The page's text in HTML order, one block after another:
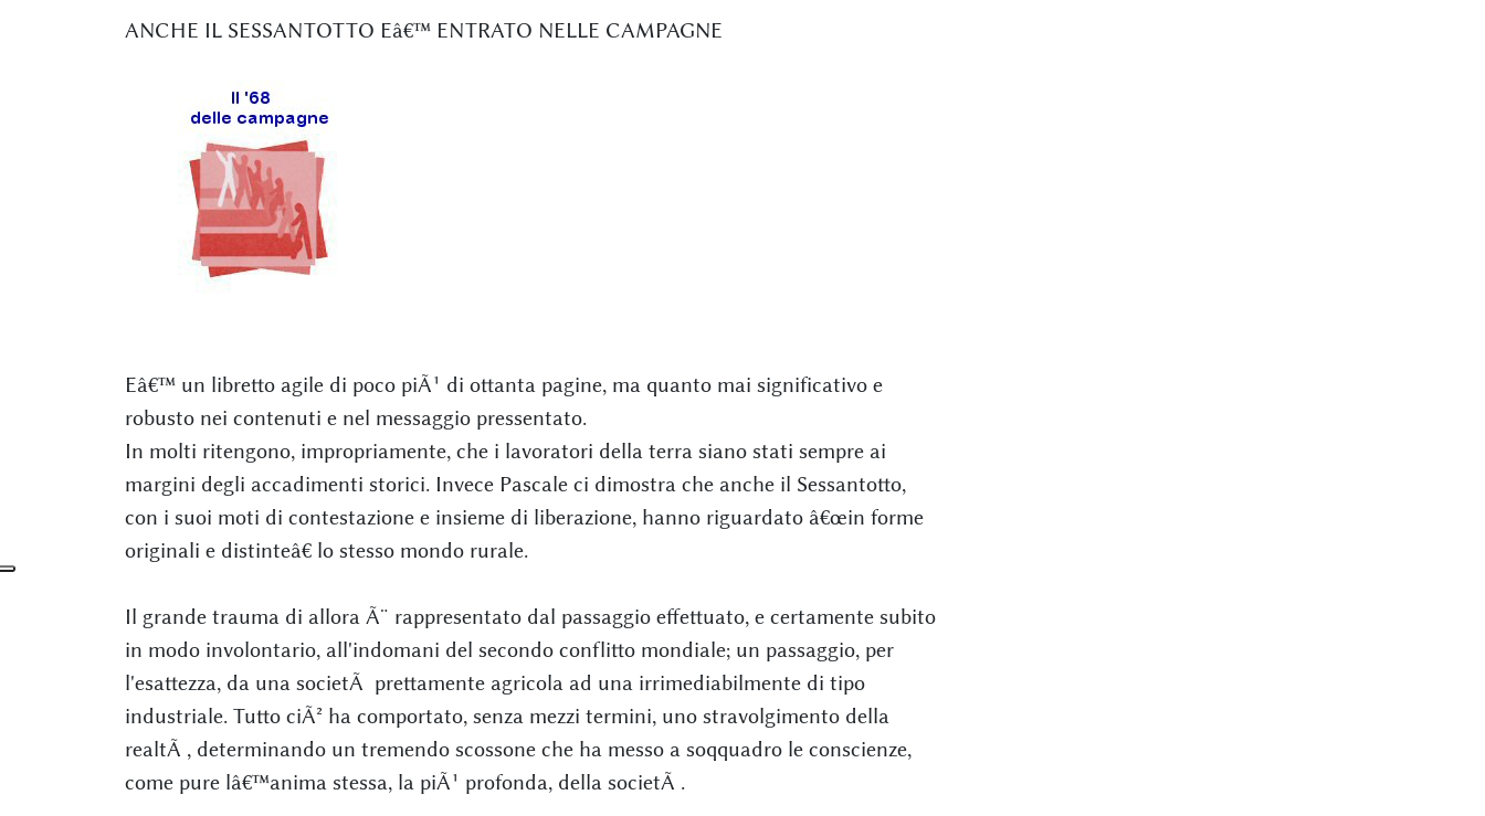
ANCHE IL SESSANTOTTO Eâ€™ ENTRATO NELLE CAMPAGNE
Eâ€™ un libretto agile di poco piÃ¹ di ottanta pagine, ma quanto mai significativo e
robusto nei contenuti e nel messaggio pressentato.
In molti ritengono, impropriamente, che i lavoratori della terra siano stati sempre ai
margini degli accadimenti storici. Invece Pascale ci dimostra che anche il Sessantotto,
con i suoi moti di contestazione e insieme di liberazione, hanno riguardato â€œin forme
originali e distinteâ€ lo stesso mondo rurale.
Il grande trauma di allora Ã¨ rappresentato dal passaggio effettuato, e certamente subito
in modo involontario, all'indomani del secondo conflitto mondiale; un passaggio, per
l'esattezza, da una societÃ prettamente agricola ad una irrimediabilmente di tipo
industriale. Tutto ciÃ² ha comportato, senza mezzi termini, uno stravolgimento della
realtÃ , determinando un tremendo scossone che ha messo a soqquadro le conscienze,
come pure lâ€™anima stessa, la piÃ¹ profonda, della societÃ .